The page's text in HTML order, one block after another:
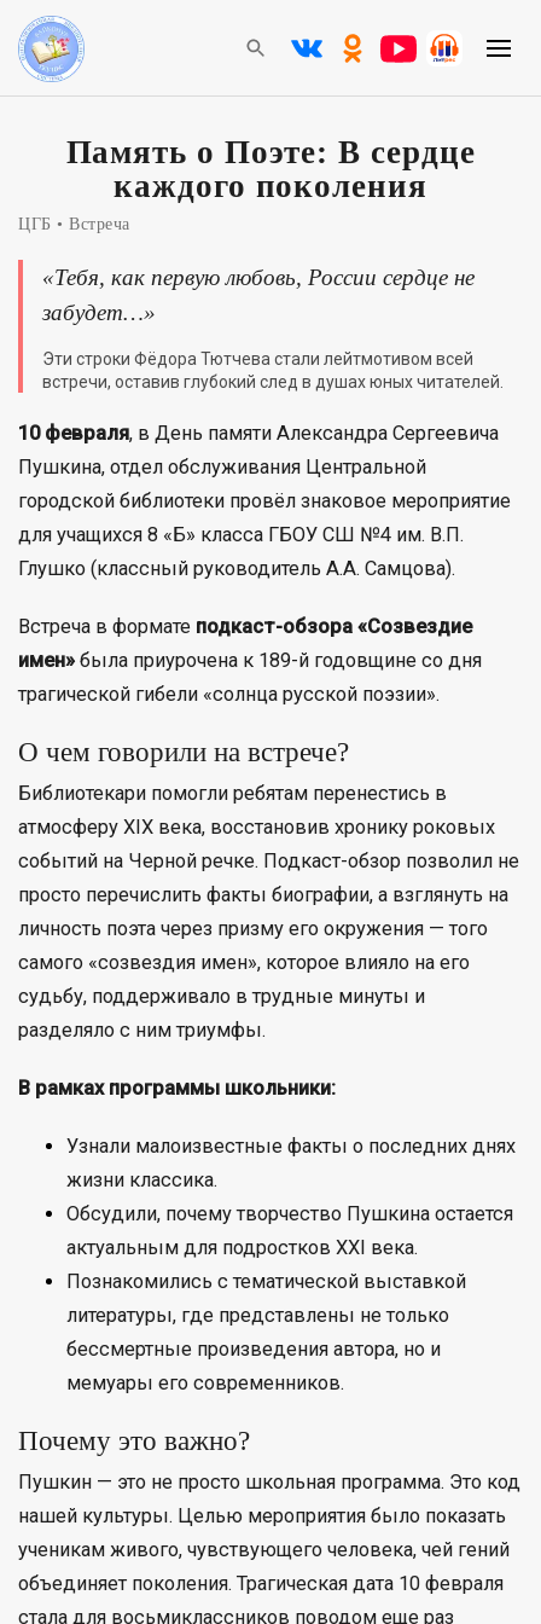
Память о Поэте: В сердце
каждого поколения
ЦГБ Встреча
«Тебя, как первую любовь, России сердце не
забудет…»
Эти строки Фёдора Тютчева стали лейтмотивом всей
встречи, оставив глубокий след в душах юных читателей.
10 февраля, в День памяти Александра Сергеевича
Пушкина, отдел обслуживания Центральной
городской библиотеки провёл знаковое мероприятие
для учащихся 8 «Б» класса ГБОУ СШ №4 им. В.П.
Глушко (классный руководитель А.А. Самцова).
Встреча в формате подкаст-обзора «Созвездие
имен» была приурочена к 189-й годовщине со дня
трагической гибели «солнца русской поэзии».
О чем говорили на встрече?
Библиотекари помогли ребятам перенестись в
атмосферу XIX века, восстановив хронику роковых
событий на Черной речке. Подкаст-обзор позволил не
просто перечислить факты биографии, а взглянуть на
личность поэта через призму его окружения — того
самого «созвездия имен», которое влияло на его
судьбу, поддерживало в трудные минуты и
разделяло с ним триумфы.
В рамках программы школьники:
Узнали малоизвестные факты о последних днях
жизни классика.
Обсудили, почему творчество Пушкина остается
актуальным для подростков XXI века.
Познакомились с тематической выставкой
литературы, где представлены не только
бессмертные произведения автора, но и
мемуары его современников.
Почему это важно?
Пушкин — это не просто школьная программа. Это код
нашей культуры. Целью мероприятия было показать
ученикам живого, чувствующего человека, чей гений
объединяет поколения. Трагическая дата 10 февраля
стала для восьмиклассников поводом еще раз